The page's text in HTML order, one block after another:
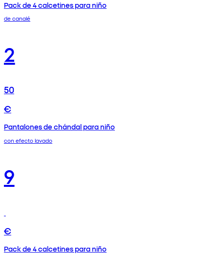
Pack de 4 calcetines para niño
de canalé
2
50
€
Pantalones de chándal para niño
con efecto lavado
9
€
Pack de 4 calcetines para niño